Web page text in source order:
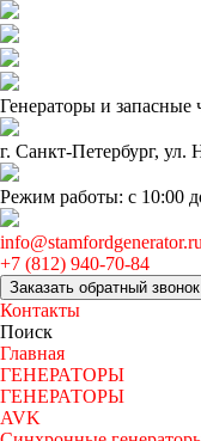
Генераторы и запаcные
г. Санкт-Петербург,
Режим работы: с 10:00
info@stamfordgenerator.ru
+7 (812) 940-70-84
Заказать обратный звонок
Контакты
Поиск
Главная
ГЕНЕРАТОРЫ
ГЕНЕРАТОРЫ
AVK